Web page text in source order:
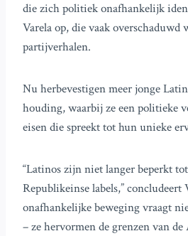
die zich politiek onafhankelijk
Varela op, die vaak
partijverhalen.
Nu herbevestigen meer jonge
houding, waarbij ze een politieke
eisen die spreekt tot hun unieke
“Latinos zijn niet langer beperkt
Republikeinse labels,” concludeert
onafhankelijke beweging vraagt
– ze hervormen de grenzen van